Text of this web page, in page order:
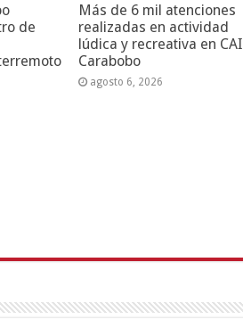
de
Más de 6 mil atenciones
realizadas en actividad
lúdica y recreativa en CAI
Carabobo
agosto 6, 2026